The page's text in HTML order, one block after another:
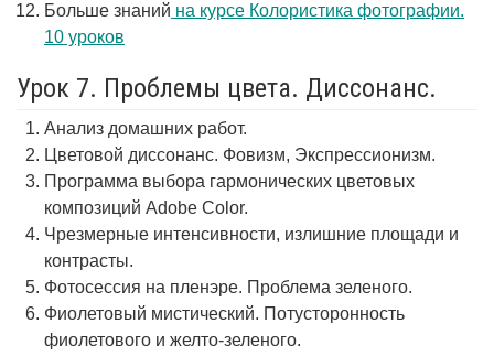
Больше знаний на курсе Колористика фотографии.
10 уроков
Урок 7. Проблемы цвета. Диссонанс.
Анализ домашних работ.
Цветовой диссонанс. Фовизм, Экспрессионизм.
Программа выбора гармонических цветовых
композиций Adobe Color.
Чрезмерные интенсивности, излишние площади и
контрасты.
Фотосессия на пленэре. Проблема зеленого.
Фиолетовый мистический. Потусторонность
фиолетового и желто-зеленого.